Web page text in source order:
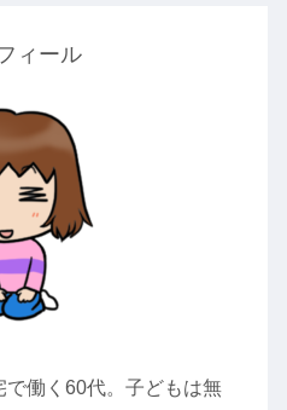
ィール
働く60代。子どもは無